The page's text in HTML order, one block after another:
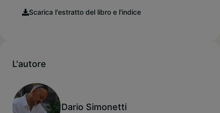
Scarica l'estratto del libro e l'indice
L'autore
Dario Simonetti